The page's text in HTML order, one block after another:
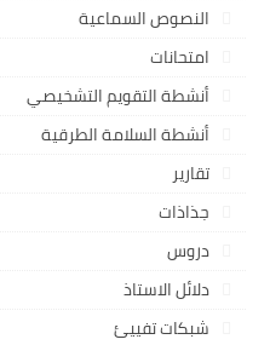
النصوص السماعية
امتحانات
أنشطة التقويم التشخيصي
أنشطة السلامة الطرقية
تقارير
جذاذات
دروس
دلائل الاستاذ
شبكات تفييئ